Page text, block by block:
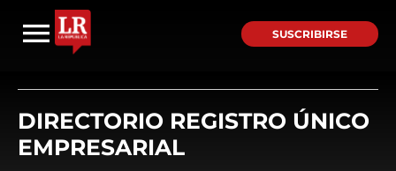
SUSCRIBIRSE
DIRECTORIO REGISTRO ÚNICO
EMPRESARIAL